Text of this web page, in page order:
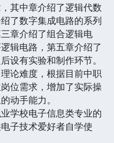
中章介绍了逻辑代数
了数字集成电路的系列
章介绍了组合逻辑电
辑电路，第五章介绍了
设有实验和制作环节。
论难度，根据目前中职
位需求，增加了实际操
动手能力。
校电子信息类专业的
子技术爱好者自学使